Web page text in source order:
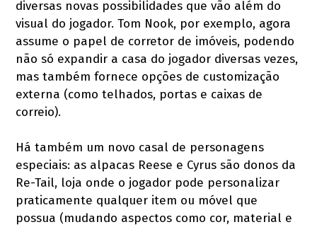
diversas novas possibilidades que vão além do
visual do jogador. Tom Nook, por exemplo, agora
assume o papel de corretor de imóveis, podendo
não só expandir a casa do jogador diversas vezes,
mas também fornece opções de customização
externa (como telhados, portas e caixas de
correio).
Há também um novo casal de personagens
especiais: as alpacas Reese e Cyrus são donos da
Re-Tail, loja onde o jogador pode personalizar
praticamente qualquer item ou móvel que
possua (mudando aspectos como cor, material e